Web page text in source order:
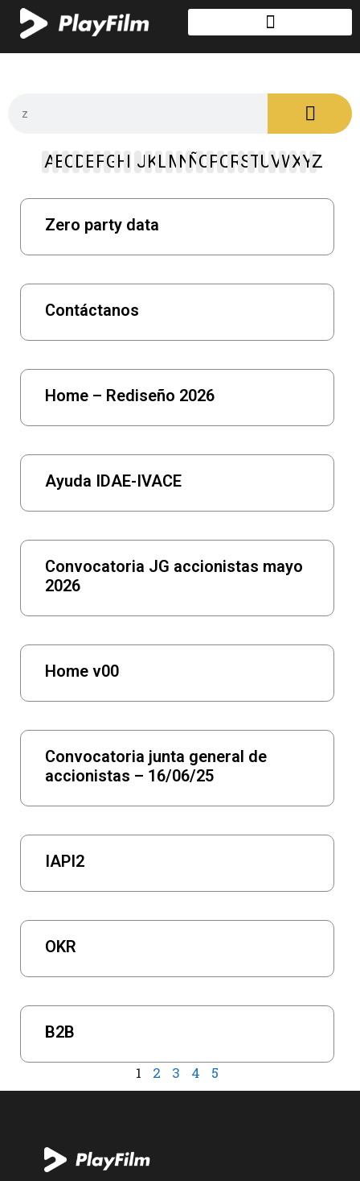
A BC D E FG HI J K L MNÑOPQ RSTUVWXYZ
Zero party data
Contáctanos
Home – Rediseño 2026
Ayuda IDAE-IVACE
Convocatoria JG accionistas mayo
2026
Home v00
Convocatoria junta general de
accionistas – 16/06/25
IAPI2
OKR
B2B
1 2 3 4 5